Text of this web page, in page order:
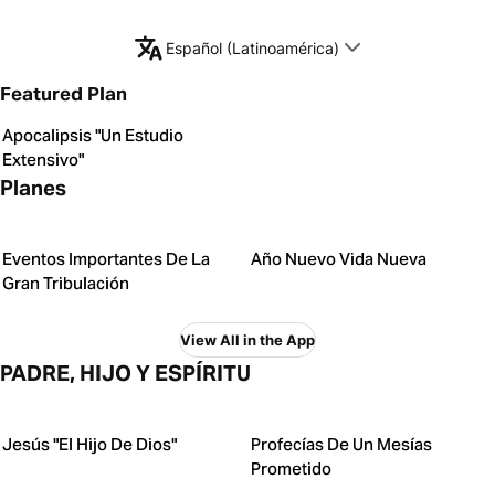
Español (Latinoamérica)
Featured Plan
Apocalipsis "Un Estudio
Extensivo"
Planes
Eventos Importantes De La
Gran Tribulación
Año Nuevo Vida Nueva
View All in the App
PADRE, HIJO Y ESPÍRITU
Jesús "El Hijo De Dios"
Profecías De Un Mesías
Prometido